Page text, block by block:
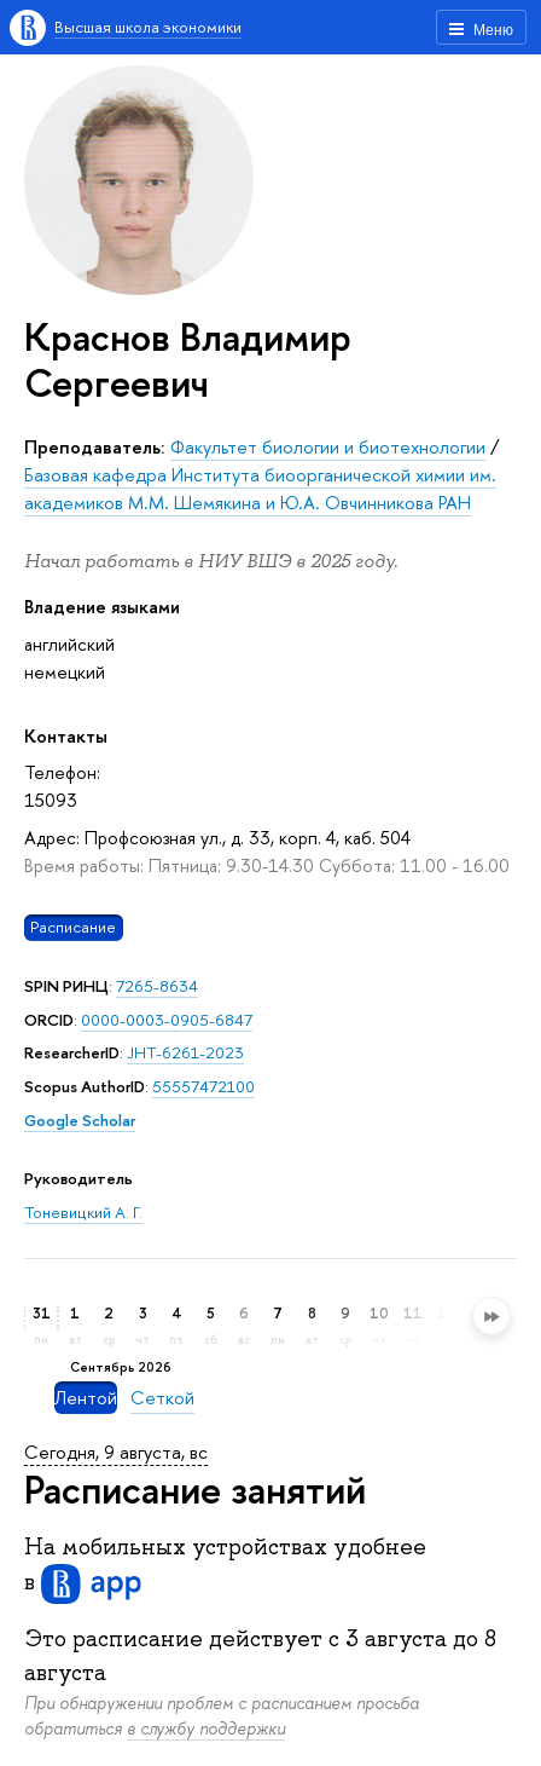
Меню
Высшая школа экономики
Краснов Владимир
Сергеевич
Преподаватель: Факультет биологии и биотехнологии /
Базовая кафедра Института биоорганической химии им.
академиков М.М. Шемякина и Ю.А. Овчинникова РАН
Начал работать в НИУ ВШЭ в 2025 году.
Владение языками
английский
немецкий
Контакты
Телефон:
15093
Адрес: Профсоюзная ул., д. 33, корп. 4, каб. 504
Время работы: Пятница: 9.30-14.30 Суббота: 11.00 - 16.00
Расписание
SPIN РИНЦ: 7265-8634
ORCID: 0000-0003-0905-6847
ResearcherID: JHT-6261-2023
Scopus AuthorID: 55557472100
Google Scholar
Руководитель
Тоневицкий А. Г.
31
пн
сентябрь 2026
1
вт
2
ср
3
чт
4
пт
5
сб
6
вс
7
пн
8
вт
9 10 11 13
Лентой Сеткой
Сегодня, 9 августа, вс
Расписание занятий
На мобильных устройствах удобнее
в
Это расписание действует c 3 августа до 8
августа
При обнаружении проблем с расписанием просьба
обратиться в службу поддержки